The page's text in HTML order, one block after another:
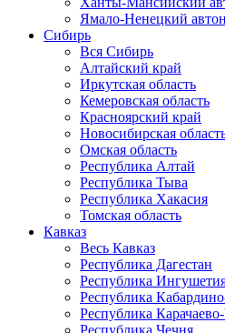
Ямало-Ненецкий
Сибирь
Вся Сибирь
Алтайский край
Иркутская область
Кемеровская область
Красноярский край
Новосибирская
Омская область
Республика Алтай
Республика Тыва
Республика Хакасия
Томская область
Кавказ
Весь Кавказ
Республика Дагестан
Республика
Республика
Республика
Республика Чечня